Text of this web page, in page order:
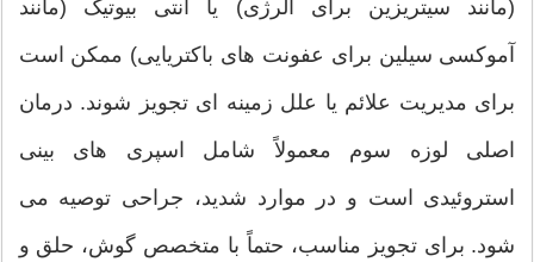
(مانند سیتریزین برای آلرژی) یا آنتی بیوتیک (مانند
آموکسی سیلین برای عفونت های باکتریایی) ممکن است
برای مدیریت علائم یا علل زمینه ای تجویز شوند. درمان
اصلی لوزه سوم معمولاً شامل اسپری های بینی
استروئیدی است و در موارد شدید، جراحی توصیه می
شود. برای تجویز مناسب، حتماً با متخصص گوش، حلق و